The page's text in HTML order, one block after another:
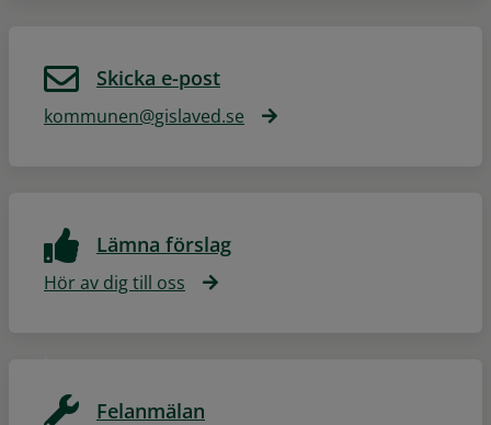
Skicka e-post
kommunen@gislaved.se
Lämna förslag
Hör av dig till oss
Felanmälan